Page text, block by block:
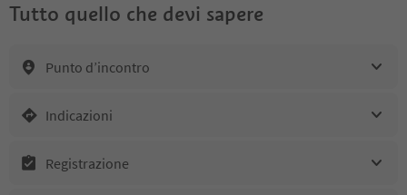
Tutto quello che devi sapere
Punto d’incontro
Indicazioni
Registrazione